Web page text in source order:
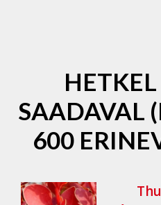
SAADAVAL
600